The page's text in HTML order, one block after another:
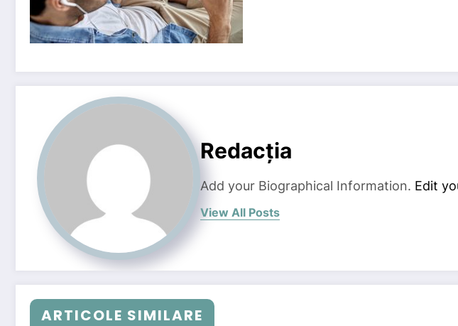
Redacția
Add your Biographical Information. Edit
View All Posts
ARTICOLE SIMILARE